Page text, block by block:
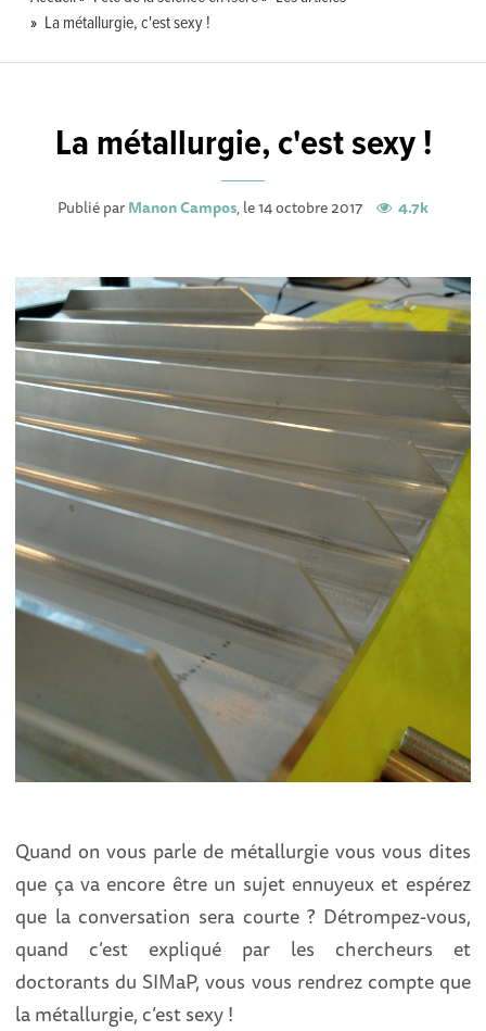
La métallurgie, c'est sexy !
La métallurgie, c'est sexy !
Publié parManon Campos, le 14 octobre 2017 4.7k
Quand on vous parle de métallurgie vous vous dites
que ça va encore être un sujet ennuyeux et espérez
que la conversation sera courte ? Détrompez-vous,
quand c’est expliqué par les chercheurs et
doctorants du SIMaP, vous vous rendrez compte que
la métallurgie, c’est sexy !